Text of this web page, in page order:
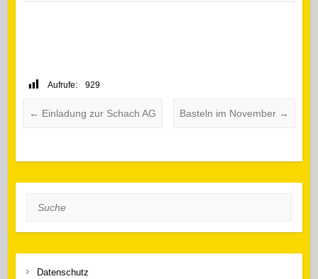
Aufrufe: 929
← Einladung zur Schach AG Basteln im November →
Suche
Datenschutz